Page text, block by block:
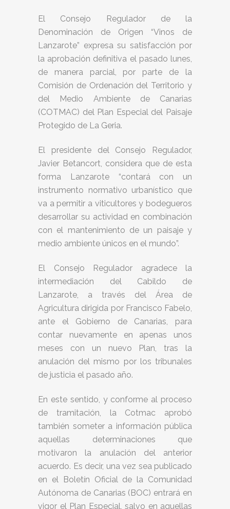
El Consejo Regulador de la
Denominación de Origen “Vinos de
Lanzarote” expresa su satisfacción por
la aprobación definitiva el pasado lunes,
de manera parcial, por parte de la
Comisión de Ordenación del Territorio y
del Medio Ambiente de Canarias
(COTMAC) del Plan Especial del Paisaje
Protegido de La Geria.
El presidente del Consejo Regulador,
Javier Betancort, considera que de esta
forma Lanzarote “contará con un
instrumento normativo urbanístico que
va a permitir a viticultores y bodegueros
desarrollar su actividad en combinación
con el mantenimiento de un paisaje y
medio ambiente únicos en el mundo”.
El Consejo Regulador agradece la
intermediación del Cabildo de
Lanzarote, a través del Área de
Agricultura dirigida por Francisco Fabelo,
ante el Gobierno de Canarias, para
contar nuevamente en apenas unos
meses con un nuevo Plan, tras la
anulación del mismo por los tribunales
de justicia el pasado año.
En este sentido, y conforme al proceso
de tramitación, la Cotmac aprobó
también someter a información pública
aquellas determinaciones que
motivaron la anulación del anterior
acuerdo. Es decir, una vez sea publicado
en el Boletín Oficial de la Comunidad
Autónoma de Canarias (BOC) entrará en
vigor el Plan Especial, salvo en aquellas